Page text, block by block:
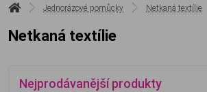
Jednorázové pomůcky Netkaná textílie
Netkaná textílie
Nejprodávanější produkty